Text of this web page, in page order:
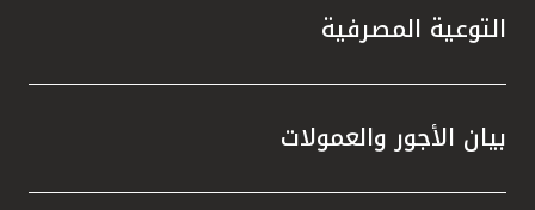
التوعية المصرفية
بيان الأجور والعمولات